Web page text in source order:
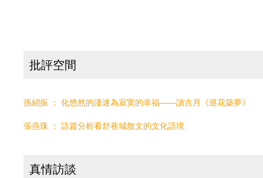
批評空間
孫紹振 ： 化悠然的淒迷為寂寞的幸福——讀古月《巡花築夢》
張燕珠 ： 語篇分析看舒巷城散文的文化語境
真情訪談